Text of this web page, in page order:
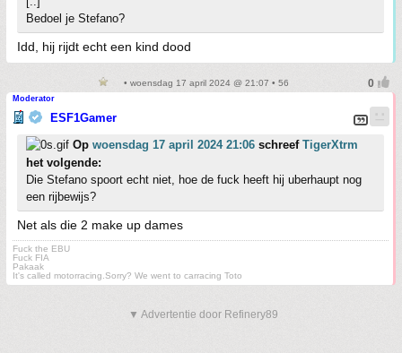
Bedoel je Stefano?
Idd, hij rijdt echt een kind dood
• woensdag 17 april 2024 @ 21:07 • 56
Moderator
ESF1Gamer
Op woensdag 17 april 2024 21:06 schreef TigerXtrm
het volgende:
Die Stefano spoort echt niet, hoe de fuck heeft hij uberhaupt nog
een rijbewijs?
Net als die 2 make up dames
Fuck the EBU
Fuck FIA
Pakaak
It's called motorracing.Sorry? We went to carracing Toto
▼ Advertentie door Refinery89